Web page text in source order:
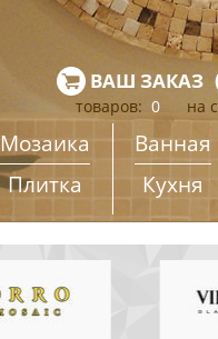
ВАШ ЗАКАЗ
товаров: 0 на
Мозаика
Плитка
Ванная
Кухня